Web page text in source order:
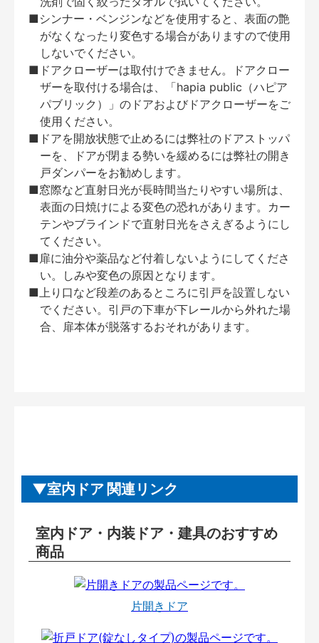
■シンナー・ベンジンなどを使用すると、表面の艶
がなくなったり変色する場合がありますので使用
しないでください。
■ドアクローザーは取付けできません。ドアクロー
ザーを取付ける場合は、「hapia public（ハピア
パブリック）」のドアおよびドアクローザーをご
使用ください。
■ドアを開放状態で止めるには弊社のドアストッパ
ーを、ドアが閉まる勢いを緩めるには弊社の開き
戸ダンパーをお勧めします。
■窓際など直射日光が長時間当たりやすい場所は、
表面の日焼けによる変色の恐れがあります。カー
テンやブラインドで直射日光をさえぎるようにし
てください。
■扉に油分や薬品など付着しないようにしてくださ
い。しみや変色の原因となります。
■上り口など段差のあるところに引戸を設置しない
でください。引戸の下車が下レールから外れた場
合、扉本体が脱落するおそれがあります。
室内ドア 関連リンク
室内ドア・内装ドア・建具のおすすめ
商品
片開きドア